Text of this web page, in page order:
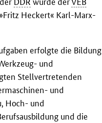
Heckert« Karl-Marx-
erfolgte die Bildung
und
Stellvertretenden
und
Hoch- und
und die